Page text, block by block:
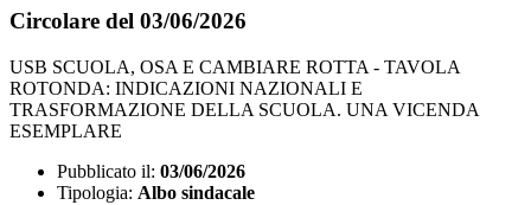
Circolare del 03/06/2026
USB SCUOLA, OSA E CAMBIARE ROTTA - TAVOLA
ROTONDA: INDICAZIONI NAZIONALI E
TRASFORMAZIONE DELLA SCUOLA. UNA VICENDA
ESEMPLARE
Pubblicato il: 03/06/2026
Tipologia: Albo sindacale